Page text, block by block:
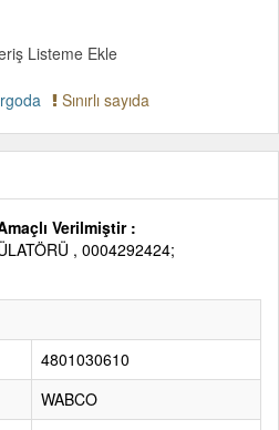
Listeme Ekle
Sınırlı sayıda
Verilmiştir :
, 0004292424;
4801030610
WABCO